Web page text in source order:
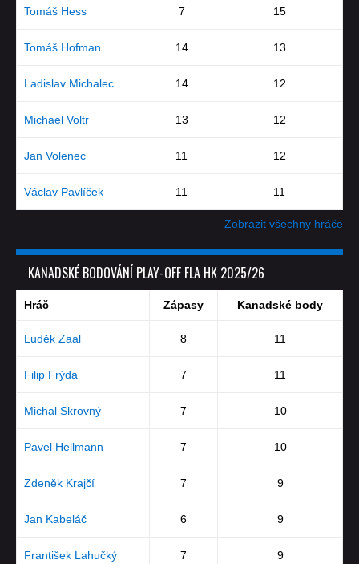
Tomáš Hess 7 15
Tomáš Hofman 14 13
Ladislav Michalec 14 12
Michael Voltr 13 12
Jan Volenec 11 12
Václav Pavlíček 11 11
Zobrazit všechny hráče
KANADSKÉ BODOVÁNÍ PLAY-OFF FLA HK 2025/26
Hráč Zápasy Kanadské body
Luděk Zaal 8 11
Filip Frýda 7 11
Michal Skrovný 7 10
Pavel Hellmann 7 10
Zdeněk Krajčí 7 9
Jan Kabeláč 6 9
František Lahučký 7 9